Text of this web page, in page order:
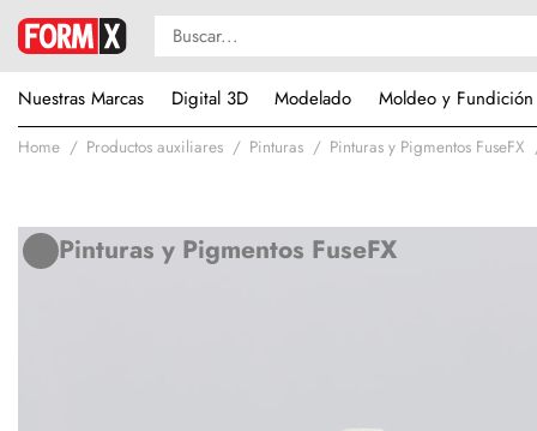
Nuestras Marcas
Digital 3D Modelado Moldeo y Fundición
Home Productos auxiliares Pinturas Pinturas y Pigmentos FuseFX
Pinturas y Pigmentos FuseFX